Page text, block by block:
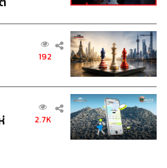
กฤตพล จียะเกียรติ
หรรษาภิรมย์โชค
า
งวงศ์วิวัฒน์
192
2.7K